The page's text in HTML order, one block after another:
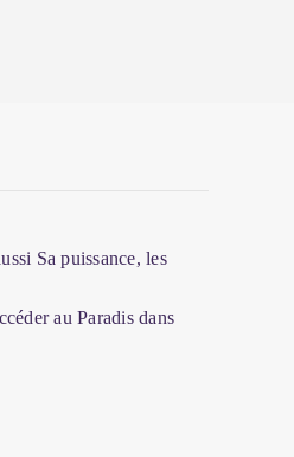
Sa puissance, les
au Paradis dans